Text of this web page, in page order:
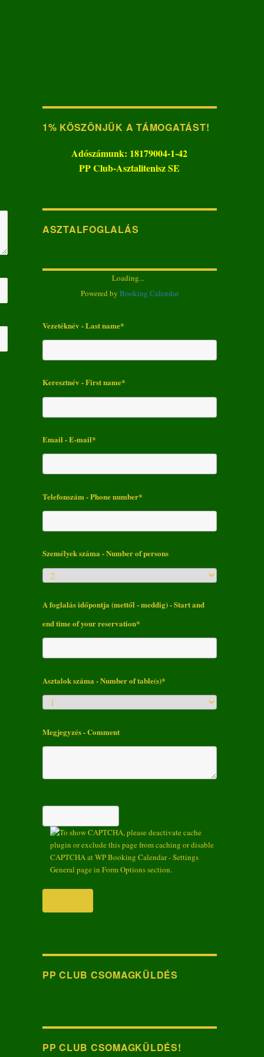
1% KÖSZÖNJÜK A TÁMOGATÁST!
Adószámunk: 18179004-1-42
PP Club-Asztalitenisz SE
ASZTALFOGLALÁS
Loading...
Powered by Booking Calendar
Vezetéknév - Last name*
Keresztnév - First name*
Email - E-mail*
Telefonszám - Phone number*
Személyek száma - Number of persons
A foglalás időpontja (mettől - meddig) - Start and
end time of your reservation*
Asztalok száma - Number of table(s)*
Megjegyzés - Comment
PP CLUB CSOMAGKÜLDÉS
PP CLUB CSOMAGKÜLDÉS!